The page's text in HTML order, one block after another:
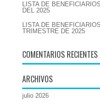
LISTA DE
DEL 2025
LISTA DE
TRIMESTRE DE 2025
COMENTARIOS RECIENTES
ARCHIVOS
julio 2026